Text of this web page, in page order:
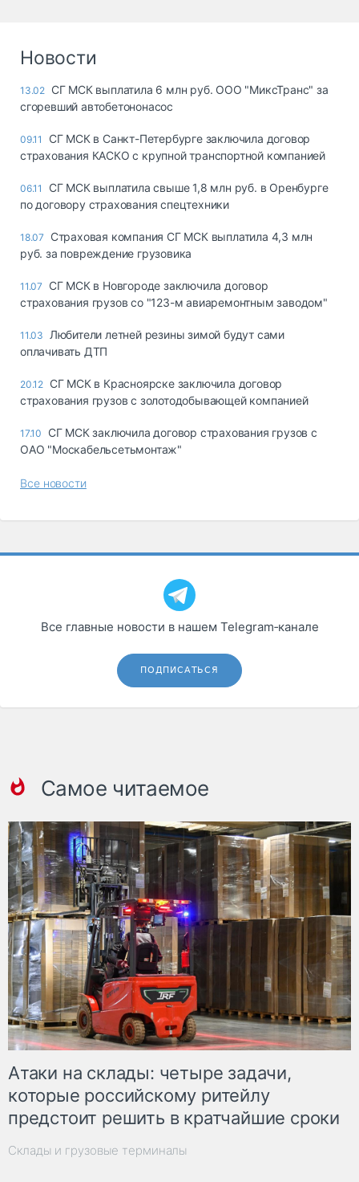
Новости
13.02 СГ МСК выплатила 6 млн руб. ООО "МиксТранс" за
сгоревший автобетононасос
09.11
СГ МСК в Санкт-Петербурге заключила договор
страхования КАСКО с крупной транспортной компанией
06.11
СГ МСК выплатила свыше 1,8 млн руб. в Оренбурге
по договору страхования спецтехники
18.07
Страховая компания СГ МСК выплатила 4,3 млн
руб. за повреждение грузовика
11.07
СГ МСК в Новгороде заключила договор
страхования грузов со "123-м авиаремонтным заводом"
11.03
Любители летней резины зимой будут сами
оплачивать ДТП
20.12 СГ МСК в Красноярске заключила договор
страхования грузов с золотодобывающей компанией
17.10
СГ МСК заключила договор страхования грузов с
ОАО "Москабельсетьмонтаж"
Все новости
Все главные новости в нашем Telegram‑канале
ПОДПИСАТЬСЯ
Самое читаемое
Атаки на склады: четыре задачи,
которые российскому ритейлу
предстоит решить в кратчайшие сроки
Склады и грузовые терминалы